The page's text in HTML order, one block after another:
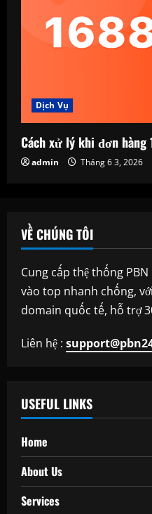
Dịch Vụ
Cách xử lý khi đơn
admin Tháng 6 3, 2026
VỀ CHÚNG TÔI
Cung cấp thệ thống
vào top nhanh chống,
domain quốc tế, hỗ trợ
Liên hệ :
USEFUL LINKS
Home
About Us
Services